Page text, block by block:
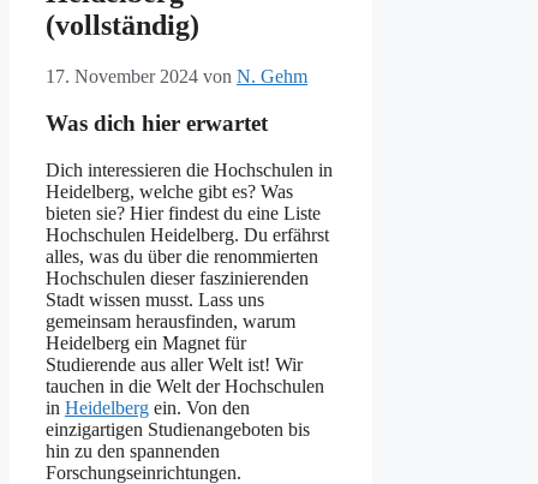
(vollständig)
17. November 2024 von N. Gehm
Was dich hier erwartet
Dich interessieren die Hochschulen in
Heidelberg, welche gibt es? Was
bieten sie? Hier findest du eine Liste
Hochschulen Heidelberg. Du erfährst
alles, was du über die renommierten
Hochschulen dieser faszinierenden
Stadt wissen musst. Lass uns
gemeinsam herausfinden, warum
Heidelberg ein Magnet für
Studierende aus aller Welt ist! Wir
tauchen in die Welt der Hochschulen
in Heidelberg ein. Von den
einzigartigen Studienangeboten bis
hin zu den spannenden
Forschungseinrichtungen.